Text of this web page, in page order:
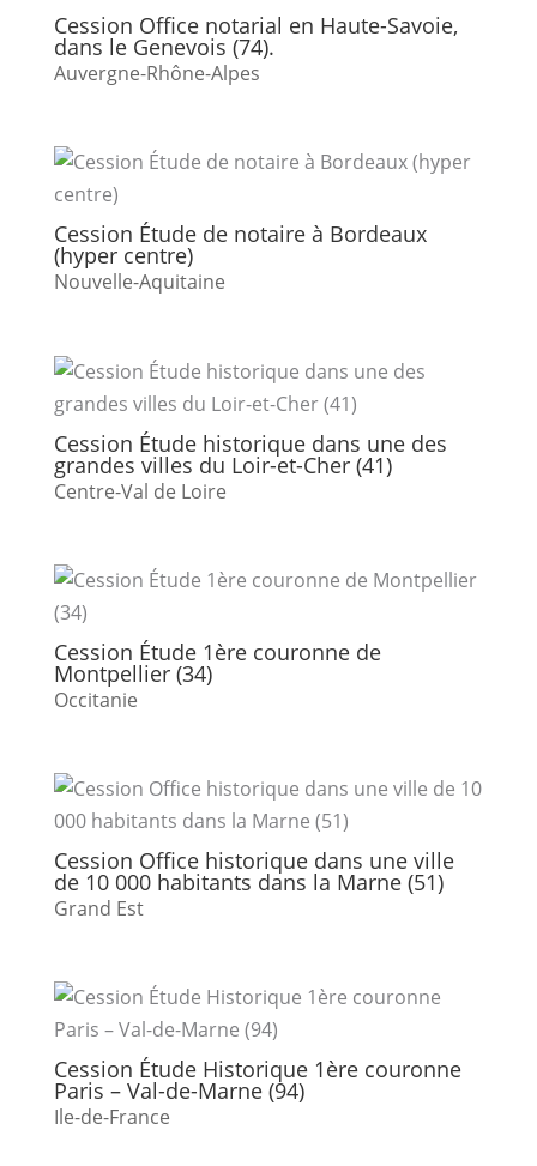
Cession Office notarial en Haute-Savoie,
dans le Genevois (74).
Auvergne-Rhône-Alpes
Cession Étude de notaire à Bordeaux
(hyper centre)
Nouvelle-Aquitaine
Cession Étude historique dans une des
grandes villes du Loir-et-Cher (41)
Centre-Val de Loire
Cession Étude 1ère couronne de
Montpellier (34)
Occitanie
Cession Office historique dans une ville
de 10 000 habitants dans la Marne (51)
Grand Est
Cession Étude Historique 1ère couronne
Paris – Val-de-Marne (94)
Ile-de-France